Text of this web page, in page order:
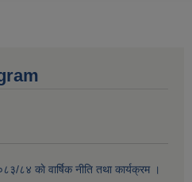
८४ काे वार्षिक नीति तथा कार्यक्रम ।